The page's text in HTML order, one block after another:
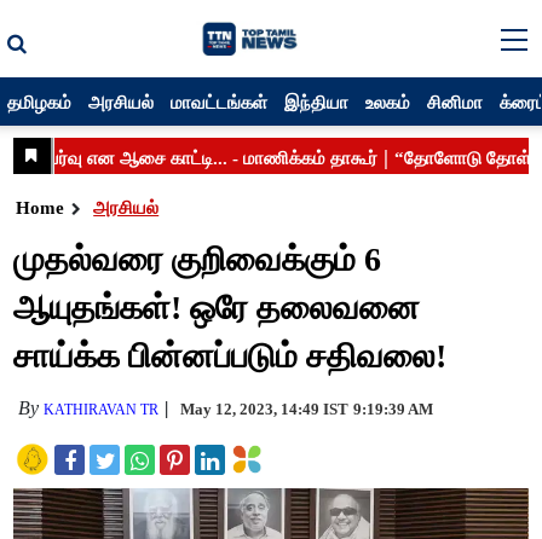
தமிழகம் அரசியல் மாவட்டங்கள் இந்தியா உலகம் சினிமா
Home அரசியல்
முதல்வரை குறிவைக்கும் 6
ஆயுதங்கள்! ஒரே தலைவனை
சாய்க்க பின்னப்படும் சதிவலை!
ByKATHIRAVAN TR May 12, 2023, 14:49 IST 9:19:39 AM